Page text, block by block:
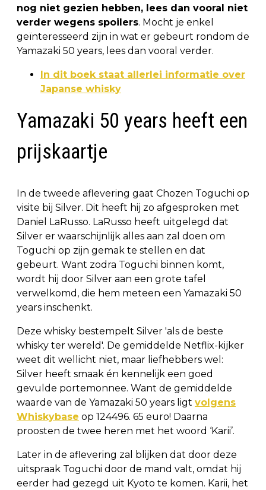
nog niet gezien hebben, lees dan vooral niet
verder wegens spoilers. Mocht je enkel
geïnteresseerd zijn in wat er gebeurt rondom de
Yamazaki 50 years, lees dan vooral verder.
In dit boek staat allerlei informatie over
Japanse whisky
Yamazaki 50 years heeft een
prijskaartje
In de tweede aflevering gaat Chozen Toguchi op
visite bij Silver. Dit heeft hij zo afgesproken met
Daniel LaRusso. LaRusso heeft uitgelegd dat
Silver er waarschijnlijk alles aan zal doen om
Toguchi op zijn gemak te stellen en dat
gebeurt. Want zodra Toguchi binnen komt,
wordt hij door Silver aan een grote tafel
verwelkomd, die hem meteen een Yamazaki 50
years inschenkt.
Deze whisky bestempelt Silver 'als de beste
whisky ter wereld'. De gemiddelde Netflix-kijker
weet dit wellicht niet, maar liefhebbers wel:
Silver heeft smaak én kennelijk een goed
gevulde portemonnee. Want de gemiddelde
waarde van de Yamazaki 50 years ligt volgens
Whiskybase op 124496. 65 euro! Daarna
proosten de twee heren met het woord ‘Karii’.
Later in de aflevering zal blijken dat door deze
uitspraak Toguchi door de mand valt, omdat hij
eerder had gezegd uit Kyoto te komen. Karii, het